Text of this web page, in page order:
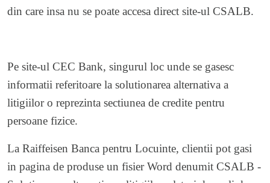
din care insa nu se poate accesa direct site-ul CSALB.
Pe site-ul CEC Bank, singurul loc unde se gasesc
informatii referitoare la solutionarea alternativa a
litigiilor o reprezinta sectiunea de credite pentru
persoane fizice.
La Raiffeisen Banca pentru Locuinte, clientii pot gasi
in pagina de produse un fisier Word denumit CSALB -